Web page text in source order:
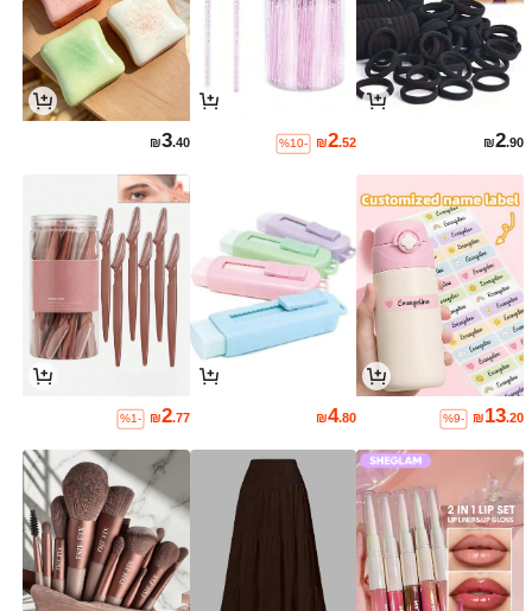
₪2.90
₪2.52
%10-
₪3.40
₪13.20
%9-
₪4.80
₪2.77
%1-